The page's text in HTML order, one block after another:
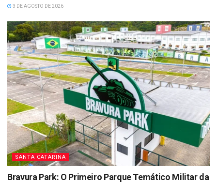
3 DE AGOSTO DE 2026
SANTA CATARINA
Bravura Park: O Primeiro Parque Temático Militar da